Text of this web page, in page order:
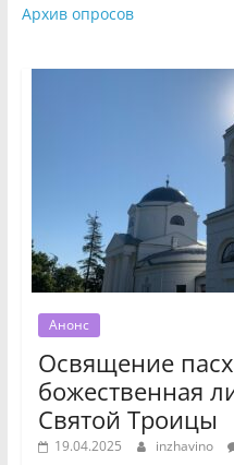
Архив опросов
Анонс
Освящение
божественная
Святой Троицы
19.04.2025 inzhavino